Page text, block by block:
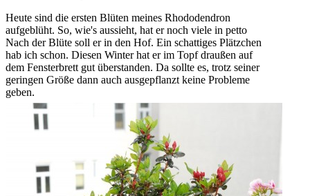
Heute sind die ersten Blüten meines Rhododendron
aufgeblüht. So, wie's aussieht, hat er noch viele in petto
Nach der Blüte soll er in den Hof. Ein schattiges Plätzchen
hab ich schon. Diesen Winter hat er im Topf draußen auf
dem Fensterbrett gut überstanden. Da sollte es, trotz seiner
geringen Größe dann auch ausgepflanzt keine Probleme
geben.